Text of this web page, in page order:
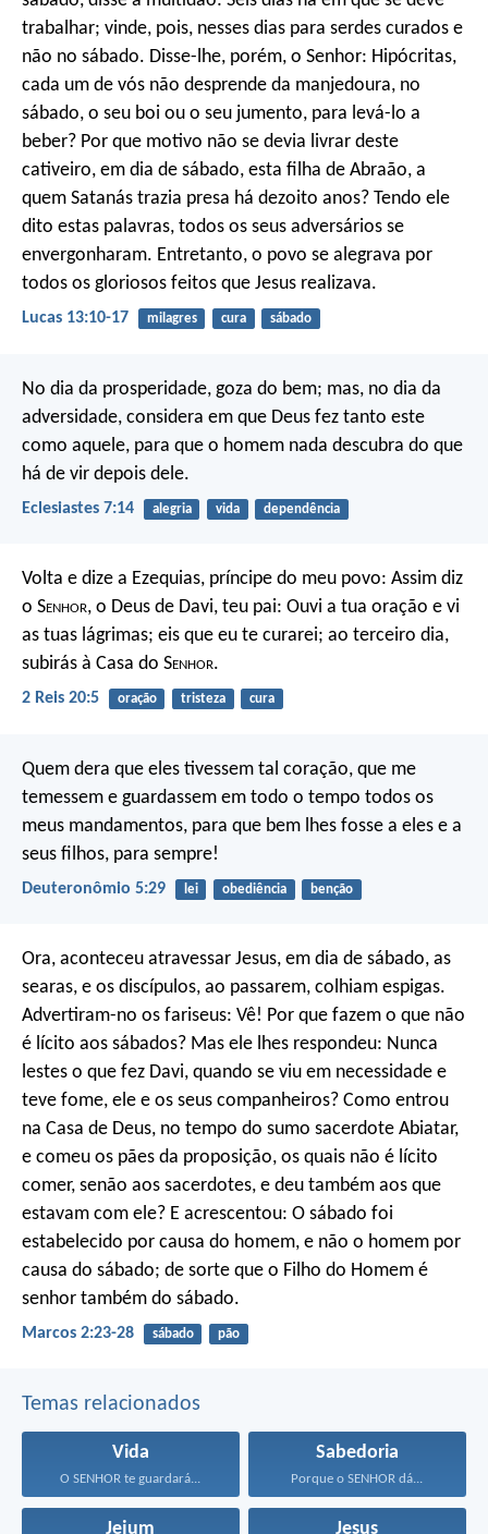
trabalhar; vinde, pois, nesses dias para serdes curados e
não no sábado. Disse-lhe, porém, o Senhor: Hipócritas,
cada um de vós não desprende da manjedoura, no
sábado, o seu boi ou o seu jumento, para levá-lo a
beber? Por que motivo não se devia livrar deste
cativeiro, em dia de sábado, esta filha de Abraão, a
quem Satanás trazia presa há dezoito anos? Tendo ele
dito estas palavras, todos os seus adversários se
envergonharam. Entretanto, o povo se alegrava por
todos os gloriosos feitos que Jesus realizava.
Lucas 13:10-17 milagres cura sábado
No dia da prosperidade, goza do bem; mas, no dia da
adversidade, considera em que Deus fez tanto este
como aquele, para que o homem nada descubra do que
há de vir depois dele.
Eclesiastes 7:14 alegria vida dependência
Volta e dize a Ezequias, príncipe do meu povo: Assim diz
o Senhor, o Deus de Davi, teu pai: Ouvi a tua oração e vi
as tuas lágrimas; eis que eu te curarei; ao terceiro dia,
subirás à Casa do Senhor.
2 Reis 20:5 oração tristeza cura
Quem dera que eles tivessem tal coração, que me
temessem e guardassem em todo o tempo todos os
meus mandamentos, para que bem lhes fosse a eles e a
seus filhos, para sempre!
Deuteronômio 5:29 lei obediência benção
Ora, aconteceu atravessar Jesus, em dia de sábado, as
searas, e os discípulos, ao passarem, colhiam espigas.
Advertiram-no os fariseus: Vê! Por que fazem o que não
é lícito aos sábados? Mas ele lhes respondeu: Nunca
lestes o que fez Davi, quando se viu em necessidade e
teve fome, ele e os seus companheiros? Como entrou
na Casa de Deus, no tempo do sumo sacerdote Abiatar,
e comeu os pães da proposição, os quais não é lícito
comer, senão aos sacerdotes, e deu também aos que
estavam com ele? E acrescentou: O sábado foi
estabelecido por causa do homem, e não o homem por
causa do sábado; de sorte que o Filho do Homem é
senhor também do sábado.
Marcos 2:23-28 sábado pão
Temas relacionados
Vida
O SENHOR te guardará...
Sabedoria
Porque o SENHOR dá...
Jejum Jesus